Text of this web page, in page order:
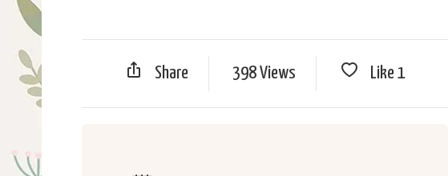
Share 398 Views Like 1